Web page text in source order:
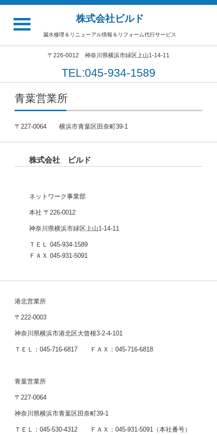
株式会社ビルド
漏水修理＆リニューアル情報＆リフォーム代行サービス
〒226-0012 神奈川県横浜市緑区上山1-14-11
TEL:045-934-1589
青葉営業所
〒227-0064 横浜市青葉区田奈町39-1
株式会社 ビルド
ネットワーク事業部
本社 〒226-0012
神奈川県横浜市緑区上山1-14-11
ＴＥＬ 045-934-1589
ＦＡＸ 045-931-5091
港北営業所
〒222-0003
神奈川県横浜市港北区大曾根3-2-4-101
ＴＥＬ：045-716-6817 ＦＡＸ：045-716-6818
青葉営業所
〒227-0064
神奈川県横浜市青葉区田奈町39-1
ＴＥＬ：045-530-4312 ＦＡＸ：045-931-5091（本社番号）